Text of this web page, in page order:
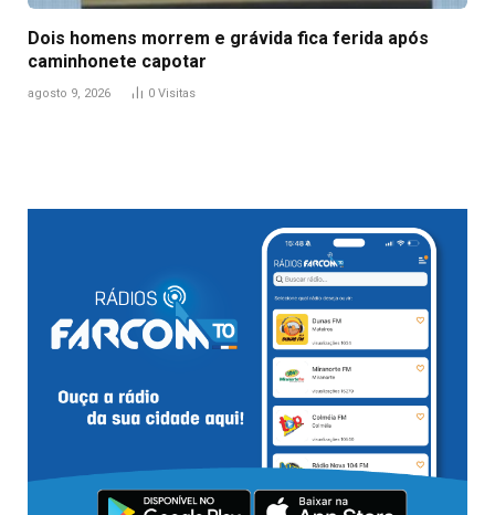
Dois homens morrem e grávida fica ferida após
caminhonete capotar
agosto 9, 2026 0 Visitas